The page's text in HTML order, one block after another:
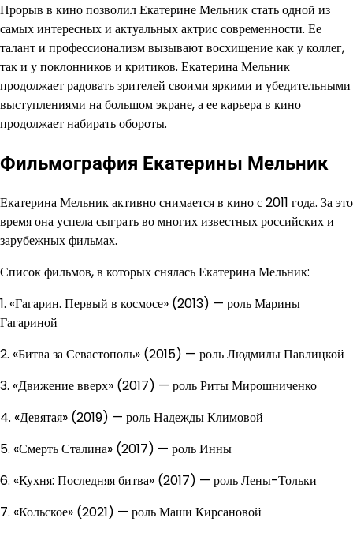
Прорыв в кино позволил Екатерине Мельник стать одной из
самых интересных и актуальных актрис современности. Ее
талант и профессионализм вызывают восхищение как у коллег,
так и у поклонников и критиков. Екатерина Мельник
продолжает радовать зрителей своими яркими и убедительными
выступлениями на большом экране, а ее карьера в кино
продолжает набирать обороты.
Фильмография Екатерины Мельник
Екатерина Мельник активно снимается в кино с 2011 года. За это
время она успела сыграть во многих известных российских и
зарубежных фильмах.
Список фильмов, в которых снялась Екатерина Мельник:
1. «Гагарин. Первый в космосе» (2013) — роль Марины
Гагариной
2. «Битва за Севастополь» (2015) — роль Людмилы Павлицкой
3. «Движение вверх» (2017) — роль Риты Мирошниченко
4. «Девятая» (2019) — роль Надежды Климовой
5. «Смерть Сталина» (2017) — роль Инны
6. «Кухня: Последняя битва» (2017) — роль Лены-Тольки
7. «Кольское» (2021) — роль Маши Кирсановой